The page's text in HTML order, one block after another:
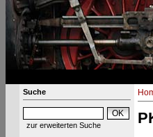
Suche
zur erweiterten Suche